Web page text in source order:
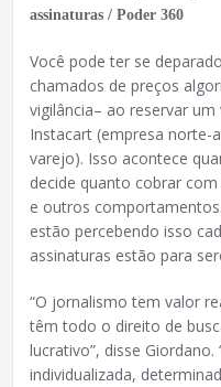
assinaturas / Poder 360
Você pode ter se
chamados de preços
vigilância– ao reservar
Instacart (empresa norte-
varejo). Isso acontece
decide quanto cobrar
e outros
estão percebendo isso
assinaturas estão para
“O jornalismo tem valor
têm todo o direito de
lucrativo”, disse Giordano.
individualizada,